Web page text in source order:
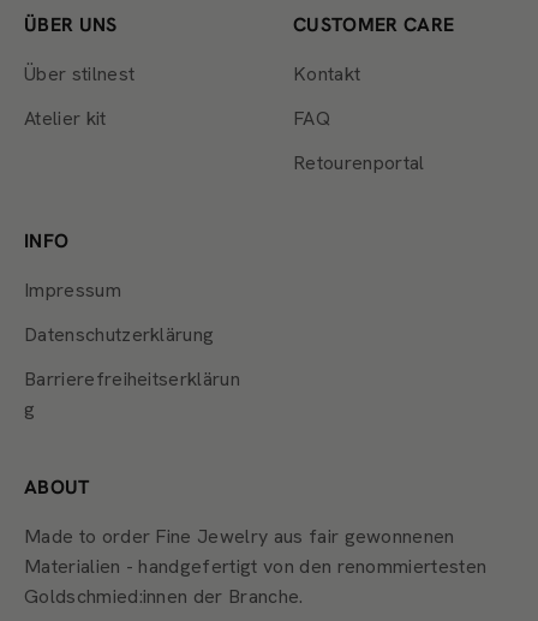
ÜBER UNS
Über stilnest
Atelier kit
CUSTOMER CARE
Kontakt
FAQ
Retourenportal
INFO
Impressum
Datenschutzerklärung
Barrierefreiheitserklärun
g
ABOUT
Made to order Fine Jewelry aus fair gewonnenen
Materialien - handgefertigt von den renommiertesten
Goldschmied:innen der Branche.